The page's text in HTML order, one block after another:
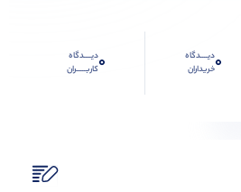
0دیــــدگاه
خریداران
0دیــــدگاه
کاربـــــران